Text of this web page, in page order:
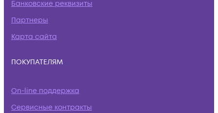
Банковские реквизиты
Партнеры
Карта сайта
ПОКУПАТЕЛЯМ
On-line поддержка
Сервисные контракты